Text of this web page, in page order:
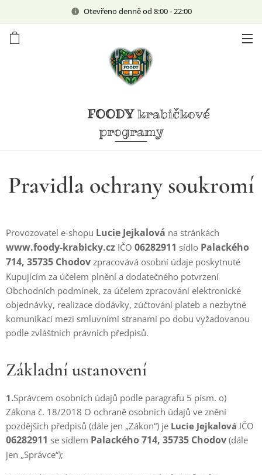
Otevřeno denně od 8:00 - 22:00
FOODYkrabičkové
programy
Pravidla ochrany soukromí
Provozovatel e-shopu Lucie Jejkalová na stránkách
www.foody-krabicky.cz IČO 06282911 sídlo Palackého
714, 35735 Chodov zpracovává osobní údaje poskytnuté
Kupujícím za účelem plnění a dodatečného potvrzení
Obchodních podmínek, za účelem zpracování elektronické
objednávky, realizace dodávky, zúčtování plateb a nezbytné
komunikaci mezi smluvními stranami po dobu vyžadovanou
podle zvláštních právních předpisů.
Základní ustanovení
1.Správcem osobních údajů podle paragrafu 5 písm. o)
Zákona č. 18/2018 O ochraně osobních údajů ve znění
pozdějších předpisů (dále jen „Zákon“) je Lucie Jejkalová IČO
06282911 se sídlem Palackého 714, 35735 Chodov (dále
jen „Správce“);